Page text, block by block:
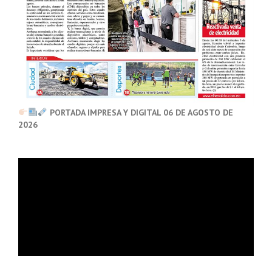
PORTADA IMPRESA Y DIGITAL 06 DE AGOSTO DE
2026